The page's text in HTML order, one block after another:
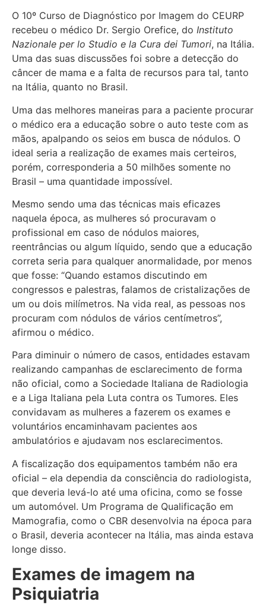
O 10º Curso de Diagnóstico por Imagem do CEURP
recebeu o médico Dr. Sergio Orefice, do Instituto
Nazionale per lo Studio e la Cura dei Tumori, na Itália.
Uma das suas discussões foi sobre a detecção do
câncer de mama e a falta de recursos para tal, tanto
na Itália, quanto no Brasil.
Uma das melhores maneiras para a paciente procurar
o médico era a educação sobre o auto teste com as
mãos, apalpando os seios em busca de nódulos. O
ideal seria a realização de exames mais certeiros,
porém, corresponderia a 50 milhões somente no
Brasil – uma quantidade impossível.
Mesmo sendo uma das técnicas mais eficazes
naquela época, as mulheres só procuravam o
profissional em caso de nódulos maiores,
reentrâncias ou algum líquido, sendo que a educação
correta seria para qualquer anormalidade, por menos
que fosse: “Quando estamos discutindo em
congressos e palestras, falamos de cristalizações de
um ou dois milímetros. Na vida real, as pessoas nos
procuram com nódulos de vários centímetros”,
afirmou o médico.
Para diminuir o número de casos, entidades estavam
realizando campanhas de esclarecimento de forma
não oficial, como a Sociedade Italiana de Radiologia
e a Liga Italiana pela Luta contra os Tumores. Eles
convidavam as mulheres a fazerem os exames e
voluntários encaminhavam pacientes aos
ambulatórios e ajudavam nos esclarecimentos.
A fiscalização dos equipamentos também não era
oficial – ela dependia da consciência do radiologista,
que deveria levá-lo até uma oficina, como se fosse
um automóvel. Um Programa de Qualificação em
Mamografia, como o CBR desenvolvia na época para
o Brasil, deveria acontecer na Itália, mas ainda estava
longe disso.
Exames de imagem na
Psiquiatria